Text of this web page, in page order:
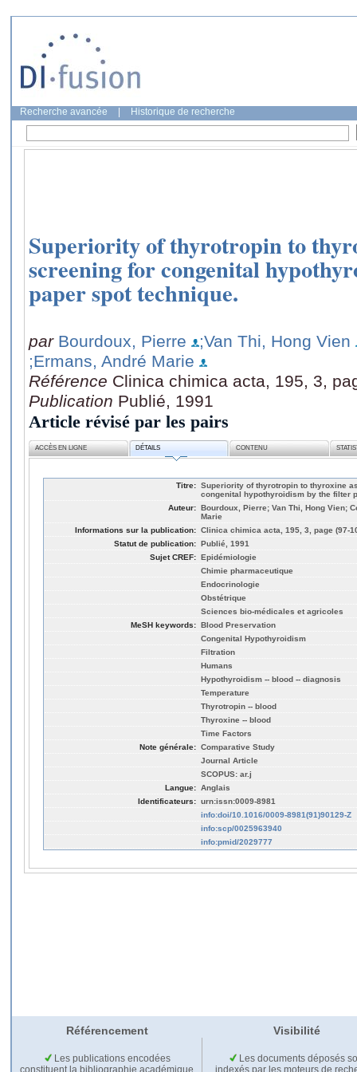
Recherche avancée Historique de recherche
Superiority of thyrotropin to
screening for congenital
paper spot technique.
par Bourdoux, Pierre
;Van Thi, Hong Vien
;Ermans, André Marie
Référence Clinica chimica acta, 195, 3,
Publication Publié, 1991
Article révisé par les pairs
ACCÈS EN LIGNE DÉTAILS CONTENU
Titre: Superiority of thyrotropin to thyroxine
congenital hypothyroidism by the filter
Auteur: Bourdoux, Pierre; Van Thi, Hong Vien;
Marie
Informations sur la publication: Clinica chimica acta, 195, 3, page (97-
Statut de publication: Publié, 1991
Sujet CREF: Epidémiologie
Chimie pharmaceutique
Endocrinologie
Obstétrique
Sciences bio-médicales et agricoles
MeSH keywords: Blood Preservation
Congenital Hypothyroidism
Filtration
Humans
Hypothyroidism -- blood -- diagnosis
Temperature
Thyrotropin -- blood
Thyroxine -- blood
Time Factors
Note générale: Comparative Study
Journal Article
SCOPUS: ar.j
Langue: Anglais
Identificateurs: urn:issn:0009-8981
info:doi/10.1016/0009-8981(91)90129-Z
info:scp/0025963940
info:pmid/2029777
Référencement Visibilité
Les publications encodées
Les documents déposés